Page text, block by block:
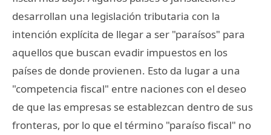
desarrollan una legislación tributaria con la
intención explícita de llegar a ser "paraísos" para
aquellos que buscan evadir impuestos en los
países de donde provienen. Esto da lugar a una
"competencia fiscal" entre naciones con el deseo
de que las empresas se establezcan dentro de sus
fronteras, por lo que el término "paraíso fiscal" no